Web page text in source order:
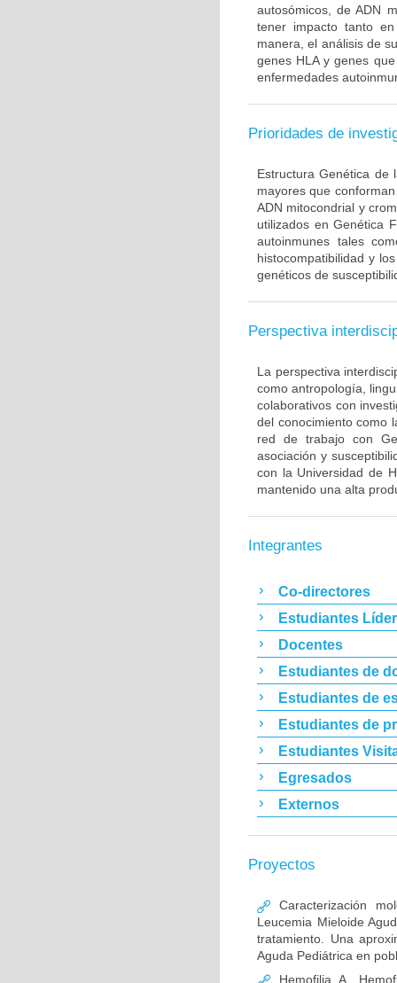
autosómicos, de ADN
tener impacto tanto
manera, el análisis de
genes HLA y genes
enfermedades
Prioridades de
Estructura Genética de
mayores que
ADN mitocondrial y
utilizados en Genética
autoinmunes tales
histocompatibilidad y
genéticos de
Perspectiva
La perspectiva
como antropología,
colaborativos con
del conocimiento como
red de trabajo con
asociación y
con la Universidad de
mantenido una alta
Integrantes
Co-directores
Estudiantes
Docentes
Estudiantes de
Estudiantes de
Estudiantes de
Estudiantes
Egresados
Externos
Proyectos
Caracterización
Leucemia Mieloide
tratamiento. Una
Aguda Pediátrica en
Hemofilia A,